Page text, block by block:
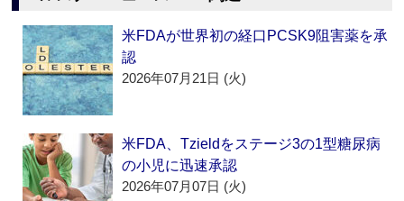
米FDAが世界初の経口PCSK9阻害薬を承
認
2026年07月21日 (火)
米FDA、Tzieldをステージ3の1型糖尿病
の小児に迅速承認
2026年07月07日 (火)